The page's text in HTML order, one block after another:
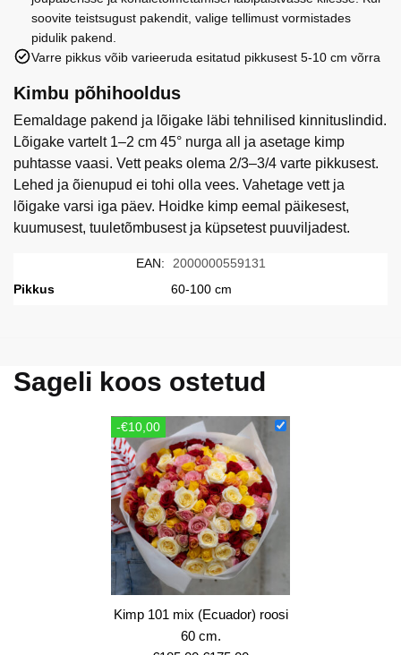
kogus
soovite teistsugust pakendit, valige tellimust vormistades
pidulik pakend.
Varre pikkus võib varieeruda esitatud pikkusest 5-10 cm võrra
Kimbu põhihooldus
Eemaldage pakend ja lõigake läbi tehnilised kinnituslindid.
Lõigake vartelt 1–2 cm 45° nurga all ja asetage kimp
puhtasse vaasi. Vett peaks olema 2/3–3/4 varte pikkusest.
Lehed ja õienupud ei tohi olla vees. Vahetage vett ja
lõigake varsi iga päev. Hoidke kimp eemal päikesest,
kuumusest, tuuletõmbusest ja küpsetest puuviljadest.
EAN:
2000000559131
Pikkus
60-100 cm
Sageli koos ostetud
-€10,00
Kimp 101 mix (Ecuador) roosi
60 cm.